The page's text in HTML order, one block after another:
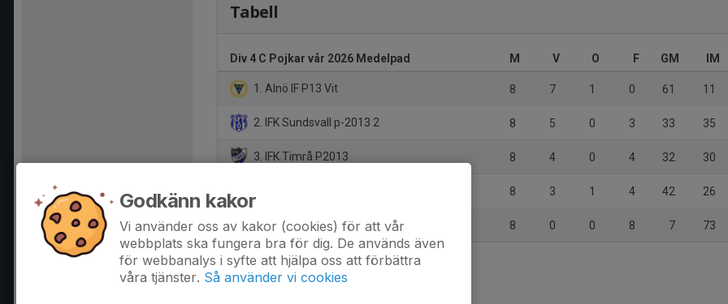
Tabell
Div 4 C Pojkar vår 2026 Medelpad M V O F GM IM
1. Alnö IF P13 Vit 8 7 1 0 61 11
2. IFK Sundsvall p-2013 2 8 5 0 3 33 35
3. IFK Timrå P2013 8 4 0 4 32 30
8 3 1 4 42 26
5. Matfors IF P13 8 0 0 8 7 73
Godkänn kakor
Vi använder oss av kakor (cookies) för att vår
webbplats ska fungera bra för dig. De används även
för webbanalys i syfte att hjälpa oss att förbättra
våra tjänster. Så använder vi cookies